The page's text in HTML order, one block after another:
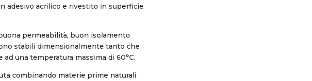
adesivo acrilico e rivestito in superficie
permeabilità, buon isolamento
stabili dimensionalmente tanto che
una temperatura massima di 60°C.
combinando materie prime naturali